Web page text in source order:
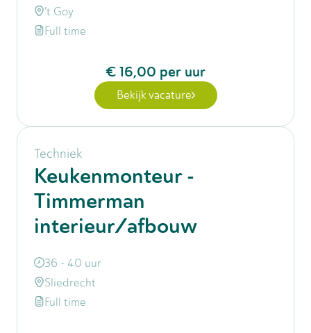
't Goy
Full time
€ 16,00 per uur
Bekijk vacature
Techniek
Keukenmonteur -
Timmerman
interieur/afbouw
36 - 40 uur
Sliedrecht
Full time